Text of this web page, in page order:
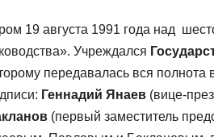
19 августа 1991 года над
Учреждался
передавалась вся полнота
Геннадий Янаев (вице-
(первый заместитель